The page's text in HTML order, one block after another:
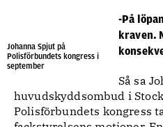
Johanna Spjut på
Polisförbundets kongress i
september
-På
kraven.
Så sa
huvudskyddsombud i
Polisförbundets kongress